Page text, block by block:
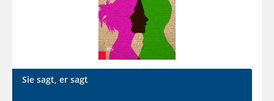
Sie sagt, er sagt